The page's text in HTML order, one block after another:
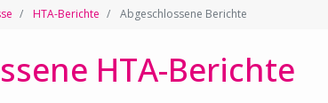
HTA-Berichte Abgeschlossene Berichte
HTA-Berichte